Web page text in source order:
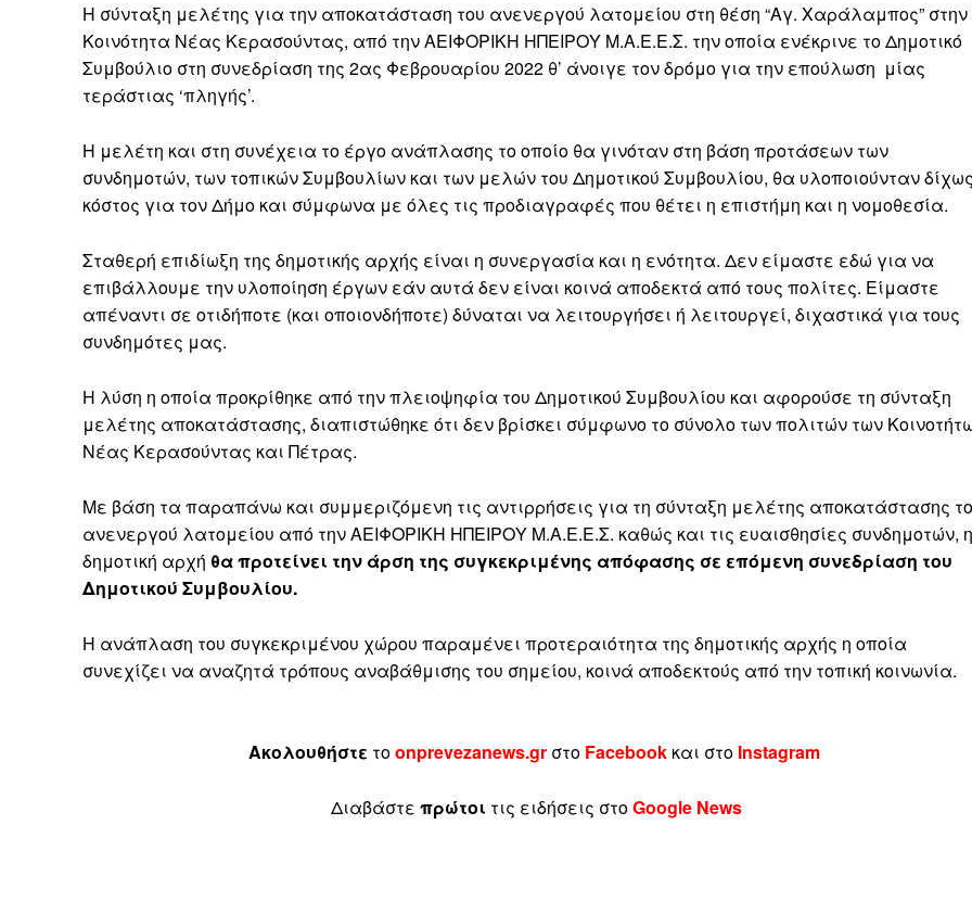
Η σύνταξη μελέτης για την αποκατάσταση του ανενεργού λατομείου στη θέση “Αγ. Χαράλαμπος” στην
Κοινότητα Νέας Κερασούντας, από την ΑΕΙΦΟΡΙΚΗ ΗΠΕΙΡΟΥ Μ.Α.Ε.Ε.Σ. την οποία ενέκρινε το Δημοτικό
Συμβούλιο στη συνεδρίαση της 2ας Φεβρουαρίου 2022 θ’ άνοιγε τον δρόμο για την επούλωση μίας
τεράστιας ‘πληγής’.
Η μελέτη και στη συνέχεια το έργο ανάπλασης το οποίο θα γινόταν στη βάση προτάσεων των
συνδημοτών, των τοπικών Συμβουλίων και των μελών του Δημοτικού Συμβουλίου, θα υλοποιούνταν
κόστος για τον Δήμο και σύμφωνα με όλες τις προδιαγραφές που θέτει η επιστήμη και η νομοθεσία.
Σταθερή επιδίωξη της δημοτικής αρχής είναι η συνεργασία και η ενότητα. Δεν είμαστε εδώ για να
επιβάλλουμε την υλοποίηση έργων εάν αυτά δεν είναι κοινά αποδεκτά από τους πολίτες. Είμαστε
απέναντι σε οτιδήποτε (και οποιονδήποτε) δύναται να λειτουργήσει ή λειτουργεί, διχαστικά για τους
συνδημότες μας.
Η λύση η οποία προκρίθηκε από την πλειοψηφία του Δημοτικού Συμβουλίου και αφορούσε τη σύνταξη
μελέτης αποκατάστασης, διαπιστώθηκε ότι δεν βρίσκει σύμφωνο το σύνολο των πολιτών των
Νέας Κερασούντας και Πέτρας.
Με βάση τα παραπάνω και συμμεριζόμενη τις αντιρρήσεις για τη σύνταξη μελέτης αποκατάστασης
ανενεργού λατομείου από την ΑΕΙΦΟΡΙΚΗ ΗΠΕΙΡΟΥ Μ.Α.Ε.Ε.Σ. καθώς και τις ευαισθησίες συνδημοτών, η
δημοτική αρχή θα προτείνει την άρση της συγκεκριμένης απόφασης σε επόμενη συνεδρίαση του
Δημοτικού Συμβουλίου.
Η ανάπλαση του συγκεκριμένου χώρου παραμένει προτεραιότητα της δημοτικής αρχής η οποία
συνεχίζει να αναζητά τρόπους αναβάθμισης του σημείου, κοινά αποδεκτούς από την τοπική κοινωνία.
Ακολουθήστε τοonprevezanews.grστο Facebookκαι στο Instagram
Διαβάστε πρώτοι τις ειδήσεις στοGoogle News